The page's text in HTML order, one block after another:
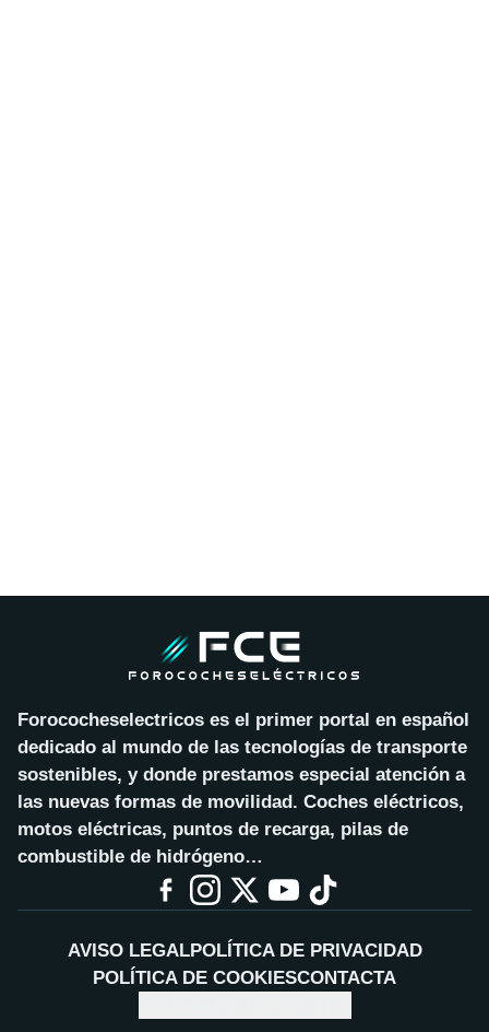
Forococheselectricos es el primer portal en español
dedicado al mundo de las tecnologías de transporte
sostenibles, y donde prestamos especial atención a
las nuevas formas de movilidad. Coches eléctricos,
motos eléctricas, puntos de recarga, pilas de
combustible de hidrógeno…
AVISO LEGALPOLÍTICA DE PRIVACIDAD
POLÍTICA DE COOKIESCONTACTA